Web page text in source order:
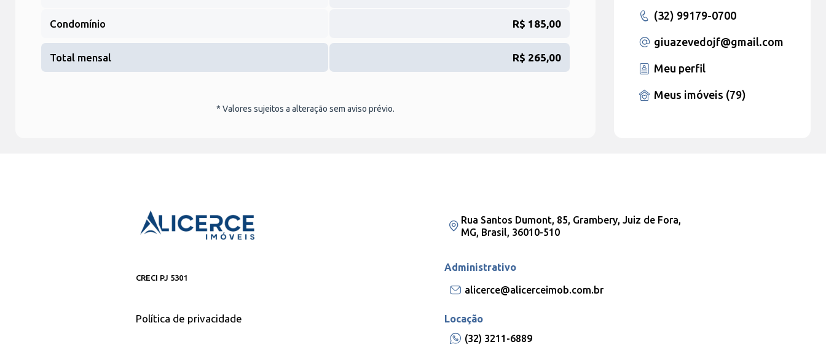
Condomínio R$ 185,00
Total mensal R$ 265,00
* Valores sujeitos a alteração sem aviso prévio.
(32) 99179-0700
giuazevedojf@gmail.com
Meu perfil
Meus imóveis (79)
CRECI PJ 5301
Política de privacidade
Rua Santos Dumont, 85, Grambery, Juiz de Fora,
MG, Brasil, 36010-510
Administrativo
alicerce@alicerceimob.com.br
Locação
(32) 3211-6889